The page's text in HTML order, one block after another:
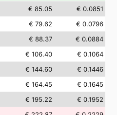
€ 85.05
€ 0.0851
€ 79.62
€ 0.0796
€ 88.37
€ 0.0884
€ 106.40
€ 0.1064
€ 144.60
€ 0.1446
€ 164.45
€ 0.1645
€ 195.22
€ 0.1952